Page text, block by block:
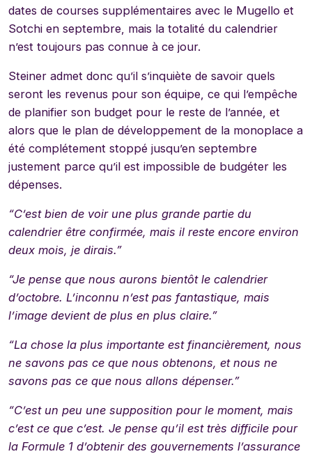
dates de courses supplémentaires avec le Mugello et
Sotchi en septembre, mais la totalité du calendrier
n’est toujours pas connue à ce jour.
Steiner admet donc qu’il s’inquiète de savoir quels
seront les revenus pour son équipe, ce qui l’empêche
de planifier son budget pour le reste de l’année, et
alors que le plan de développement de la monoplace a
été complétement stoppé jusqu’en septembre
justement parce qu’il est impossible de budgéter les
dépenses.
“C’est bien de voir une plus grande partie du
calendrier être confirmée, mais il reste encore environ
deux mois, je dirais.”
“Je pense que nous aurons bientôt le calendrier
d’octobre. L’inconnu n’est pas fantastique, mais
l’image devient de plus en plus claire.”
“La chose la plus importante est financièrement, nous
ne savons pas ce que nous obtenons, et nous ne
savons pas ce que nous allons dépenser.”
“C’est un peu une supposition pour le moment, mais
c’est ce que c’est. Je pense qu’il est très difficile pour
la Formule 1 d’obtenir des gouvernements l’assurance